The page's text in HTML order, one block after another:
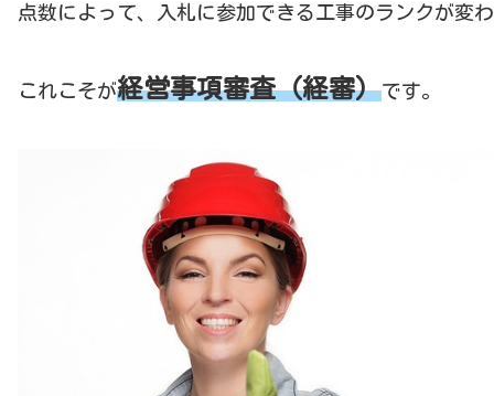
点数によって、入札に参加できる工事のランクが変
これこそが経営事項審査（経審）です。